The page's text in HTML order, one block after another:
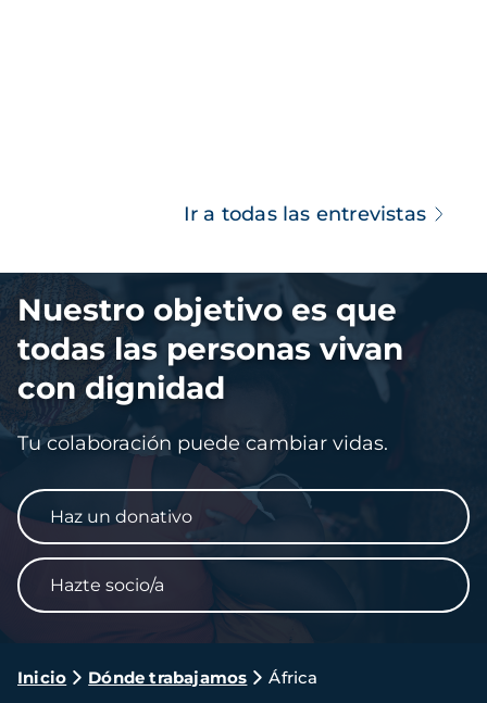
Ir a todas las entrevistas
Imagen
Nuestro objetivo es que
todas las personas vivan
con dignidad
Tu colaboración puede cambiar vidas.
Haz un donativo
Hazte socio/a
Ruta
Inicio Dónde trabajamos África